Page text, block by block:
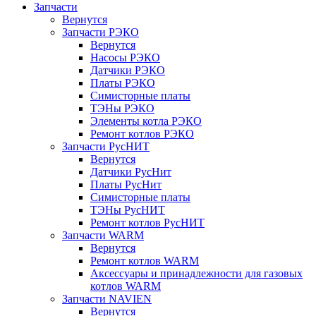
Запчасти
Вернутся
Запчасти РЭКО
Вернутся
Насосы РЭКО
Датчики РЭКО
Платы РЭКО
Симисторные платы
ТЭНы РЭКО
Элементы котла РЭКО
Ремонт котлов РЭКО
Запчасти РусНИТ
Вернутся
Датчики РусНит
Платы РусНит
Симисторные платы
ТЭНы РусНИТ
Ремонт котлов РусНИТ
Запчасти WARM
Вернутся
Ремонт котлов WARM
Аксессуары и принадлежности для газовых
котлов WARM
Запчасти NAVIEN
Вернутся